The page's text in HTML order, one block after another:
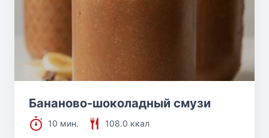
Бананово-шоколадный смузи
10 мин.
108.0 ккал